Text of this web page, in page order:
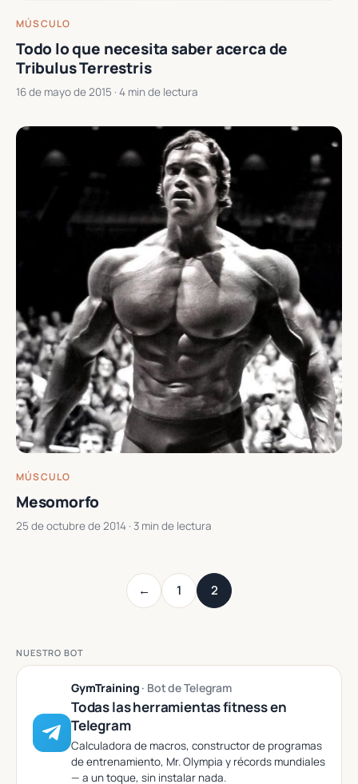
MÚSCULO
Todo lo que necesita saber acerca de
Tribulus Terrestris
16 de mayo de 2015 · 4 min de lectura
MÚSCULO
Mesomorfo
25 de octubre de 2014 · 3 min de lectura
← 1 2
NUESTRO BOT
GymTraining · Bot de Telegram
Todas las herramientas fitness en
Telegram
Calculadora de macros, constructor de programas
de entrenamiento, Mr. Olympia y récords mundiales
— a un toque, sin instalar nada.